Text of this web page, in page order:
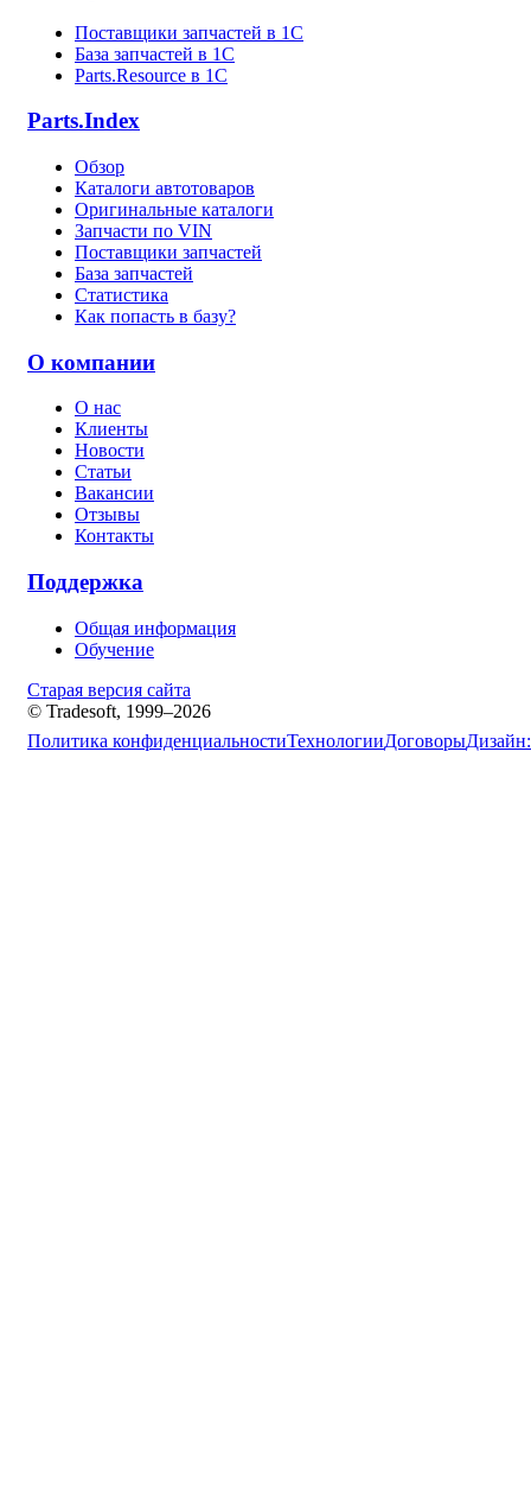
Поставщики запчастей в 1C
База запчастей в 1С
Parts.Resource в 1C
Parts.Index
Обзор
Каталоги автотоваров
Оригинальные каталоги
Запчасти по VIN
Поставщики запчастей
База запчастей
Статистика
Как попасть в базу?
О компании
О нас
Клиенты
Новости
Статьи
Вакансии
Отзывы
Контакты
Поддержка
Общая информация
Обучение
Старая версия сайта
© Tradesoft, 1999–2026
Политика конфиденциальностиТехнологииДоговорыДизайн: